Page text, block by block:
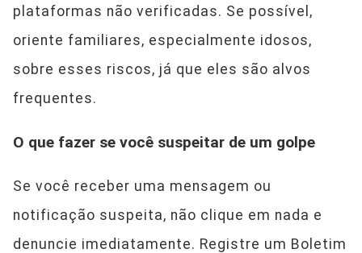
plataformas não verificadas. Se possível,
oriente familiares, especialmente idosos,
sobre esses riscos, já que eles são alvos
frequentes.
O que fazer se você suspeitar de um golpe
Se você receber uma mensagem ou
notificação suspeita, não clique em nada e
denuncie imediatamente. Registre um Boletim